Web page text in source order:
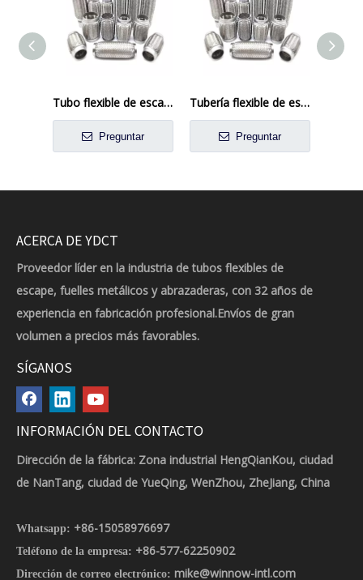
Tubo flexible de escape de acero inoxidable de 4 pulgadas para aplicaciones industriales y automotrices
Preguntar
Tubería flexible de escape de acero inoxidable de 2.5 pulgadas para aplicaciones automotrices y de camiones
Preguntar
ACERCA DE YDCT
Proveedor líder en la industria de tubos flexibles de
escape, fuelles metálicos y abrazaderas, con 32 años de
experiencia en fabricación profesional.Envíos de gran
volumen a precios más favorables.
SÍGANOS
INFORMACIÓN DEL CONTACTO
Dirección de la fábrica: Zona industrial HengQianKou, ciudad
de NanTang, ciudad de YueQing, WenZhou, ZheJiang, China
Whatsapp: +86-15058976697
Teléfono de la empresa: +86-577-62250902
Dirección de correo electrónico: mike@winnow-intl.com